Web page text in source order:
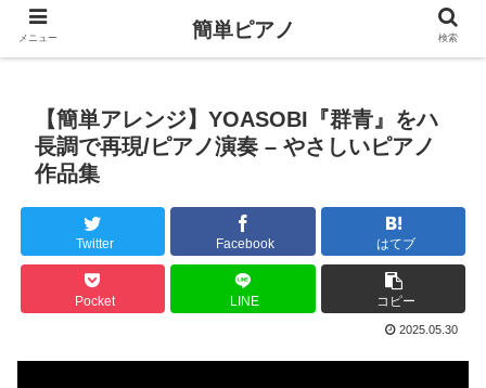
【簡単アレンジ】YOASOBI『群青』をハ
長調で再現/ピアノ演奏 – やさしいピアノ
作品集
Twitter Facebook はてブ
Pocket LINE コピー
2025.05.30
メニュー 簡単ピアノ 検索